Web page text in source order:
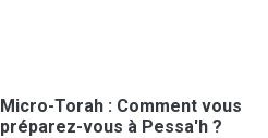
Micro-Torah : Comment vous
préparez-vous à Pessa'h ?